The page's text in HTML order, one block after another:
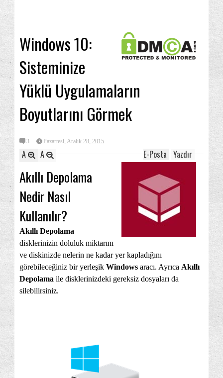
Windows 10:
Sisteminize
Yüklü Uygulamaların
Boyutlarını Görmek
3 Pazartesi, Aralık 28, 2015
A A Yazdır
E-Posta
Akıllı Depolama
Nedir Nasıl
Kullanılır?
Akıllı Depolama
disklerinizin doluluk miktarını
ve diskinizde nelerin ne kadar yer kapladığını
görebileceğiniz bir yerleşik Windows aracı. Ayrıca Akıllı
Depolama ile disklerinizdeki gereksiz dosyaları da
silebilirsiniz.